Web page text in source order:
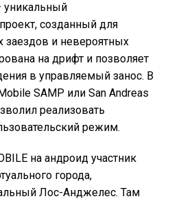
уникальный
созданный для
и невероятных
на дрифт и позволяет
в управляемый занос. В
SAMP или San Andreas
реализовать
режим.
на андроид участник
города,
Лос-Анджелес. Там